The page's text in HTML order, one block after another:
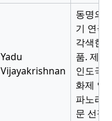
Yadu
Vijayakrishnan
동명의
기 연극
각색한
품. 제
인도국
화제 인
파노라
문 선정